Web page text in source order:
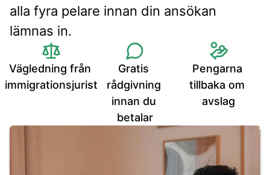
alla fyra pelare innan din ansökan
lämnas in.
Vägledning från
immigrationsjurist
Gratis
rådgivning
innan du
betalar
Pengarna
tillbaka om
avslag